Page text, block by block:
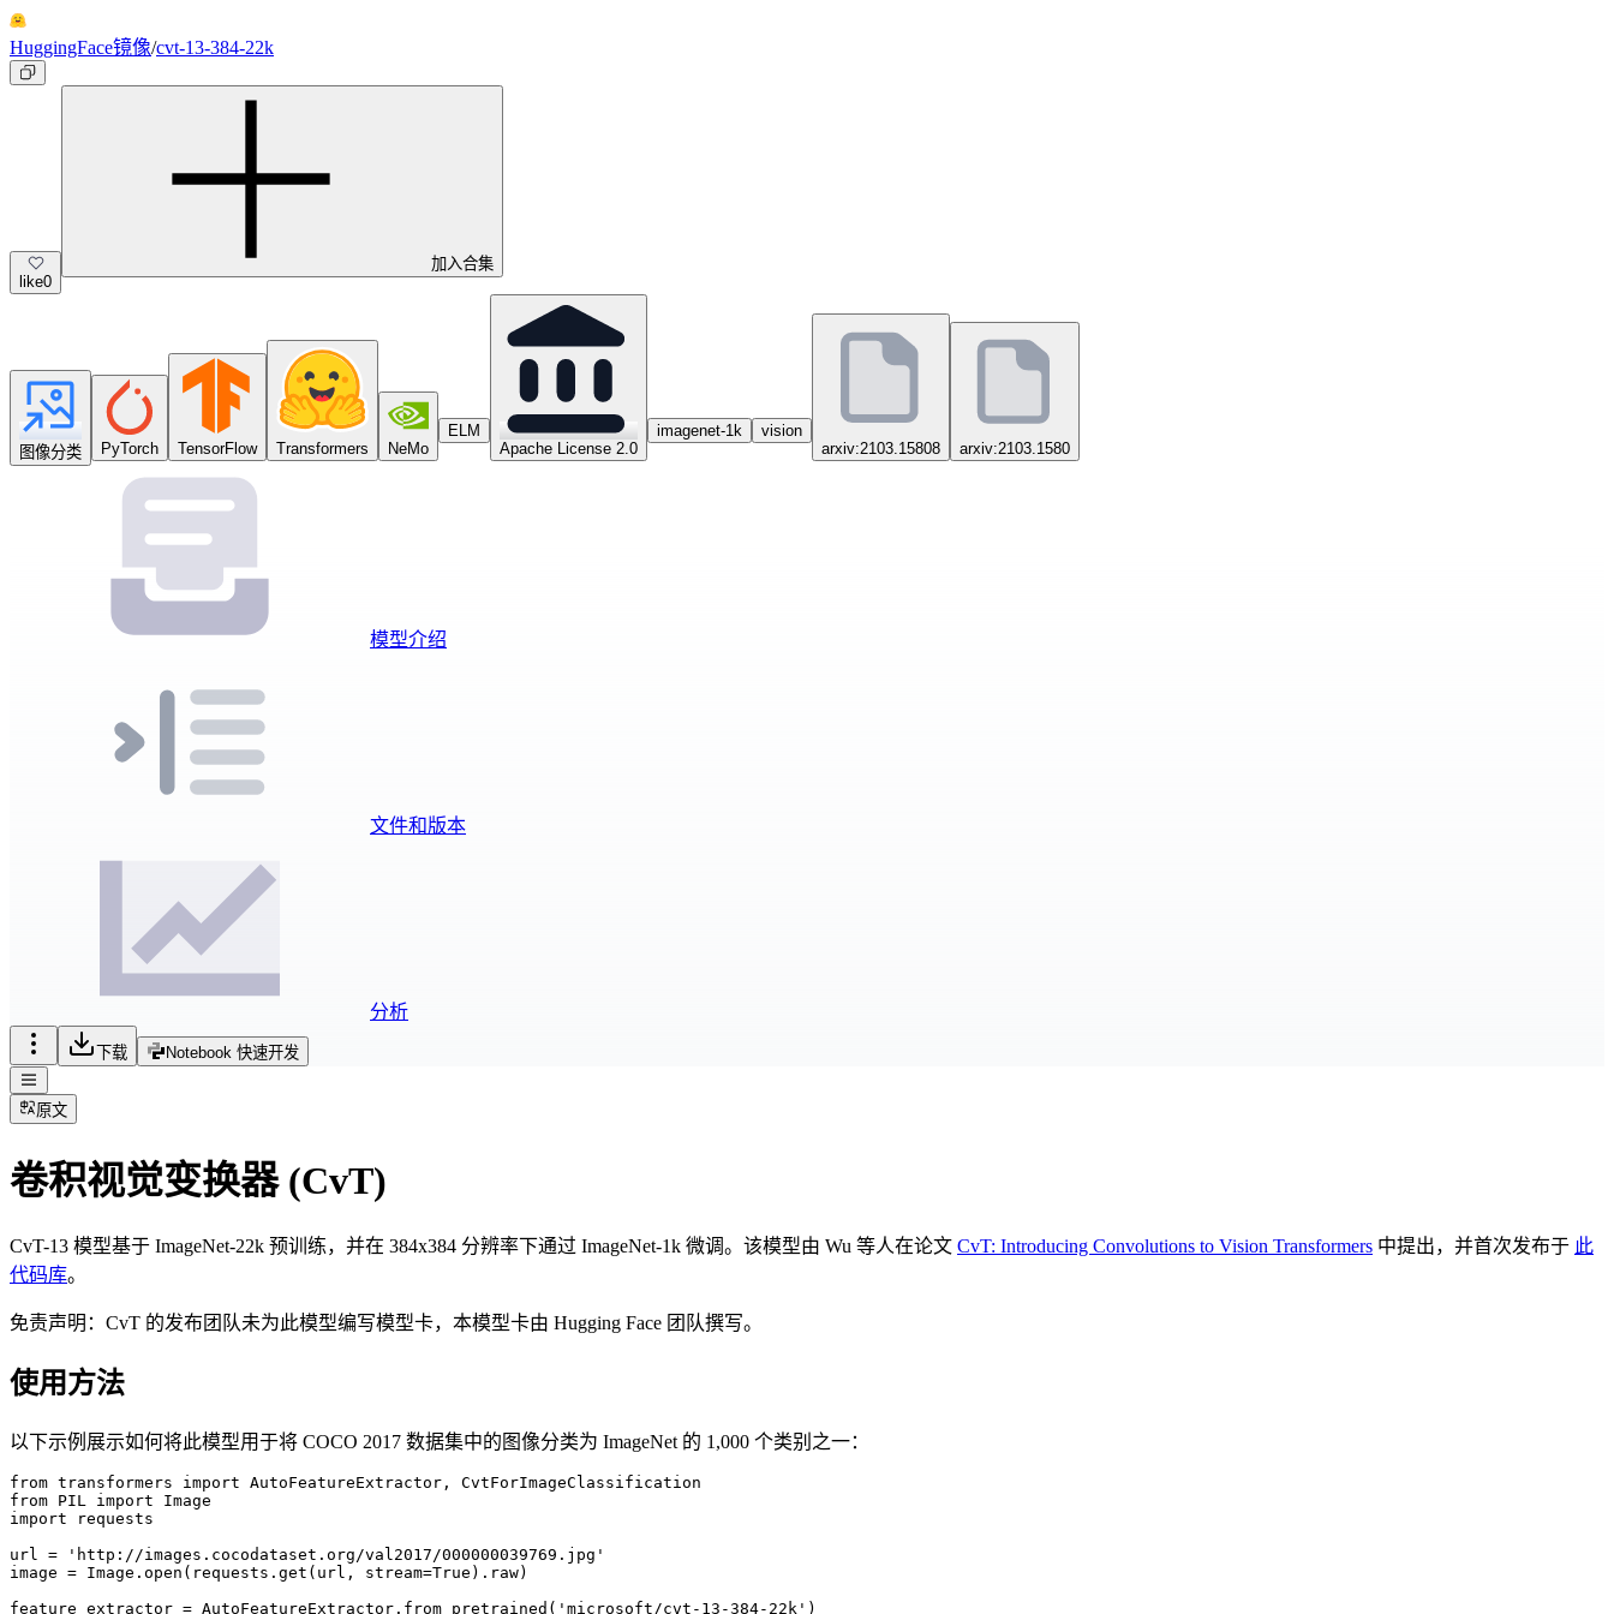
HuggingFace镜像/cvt-13-384-22k
like0
加入合集
图像分类 PyTorch TensorFlow Transformers NeMo
ELM
Apache License 2.0
imagenet-1k
vision
arxiv:2103.15808
arxiv:2103.1580
模型介绍
文件和版本
分析
下载 Notebook 快速开发
原文
卷积视觉变换器 (CvT)
CvT-13 模型基于 ImageNet-22k 预训练，并在 384x384 分辨率下通过 ImageNet-1k 微调。该模型由 Wu 等人在论文 CvT: Introducing Convolutions to Vision Transformers 中提出，并首次发布于 此
代码库。
免责声明：CvT 的发布团队未为此模型编写模型卡，本模型卡由 Hugging Face 团队撰写。
使用方法
以下示例展示如何将此模型用于将 COCO 2017 数据集中的图像分类为 ImageNet 的 1,000 个类别之一：
from transformers import AutoFeatureExtractor, CvtForImageClassification
from PIL import Image
import requests
url = 'http://images.cocodataset.org/val2017/000000039769.jpg'
image = Image.open(requests.get(url, stream=True).raw)
feature_extractor = AutoFeatureExtractor.from_pretrained('microsoft/cvt-13-384-22k')